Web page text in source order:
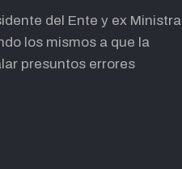
del Ente y ex Ministra
los mismos a que la
presuntos errores